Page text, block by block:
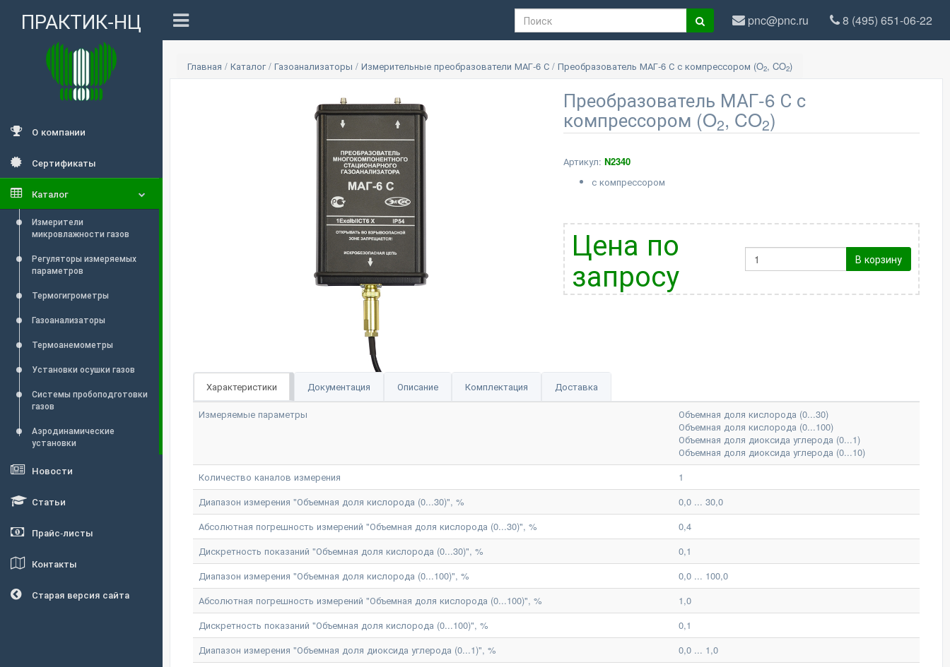
ПРАКТИК-НЦ
О компании
Сертификаты
Каталог
Измерители
микровлажности газов
Регуляторы измеряемых
параметров
Термогигрометры
Газоанализаторы
Термоанемометры
Установки осушки газов
Системы пробоподготовки
газов
Аэродинамические
установки
Новости
Статьи
Прайс-листы
Контакты
Старая версия сайта
8 (495) 651-06-22
pnc@pnc.ru
Главная / Каталог/ Газоанализаторы / Измерительные преобразователи МАГ-6 С / Преобразователь МАГ-6 С с компрессором (O2, CO2)
Преобразователь МАГ-6 С с
компрессором (O2, CO2)
Артикул: N2340
с компрессором
Цена по
запросу В корзину
Характеристики Документация Описание Комплектация Доставка
Измеряемые параметры
Объемная доля кислорода (0...30)
Объемная доля кислорода (0...100)
Объемная доля диоксида углерода (0...1)
Объемная доля диоксида углерода (0...10)
Количество каналов измерения
1
Диапазон измерения "Объемная доля кислорода (0...30)", %
0,0 ... 30,0
Абсолютная погрешность измерений "Объемная доля кислорода (0...30)", %
0,4
Дискретность показаний "Объемная доля кислорода (0...30)", %
0,1
Диапазон измерения "Объемная доля кислорода (0...100)", %
0,0 ... 100,0
Абсолютная погрешность измерений "Объемная доля кислорода (0...100)", %
1,0
Дискретность показаний "Объемная доля кислорода (0...100)", %
0,1
Диапазон измерения "Объемная доля диоксида углерода (0...1)", %
0,0 ... 1,0